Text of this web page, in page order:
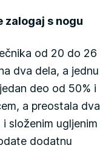
zalogaj s nogu
od 20 do 26
dva dela, a jednu
deo od 50% i
a preostala dva
složenim ugljenim
dodatnu